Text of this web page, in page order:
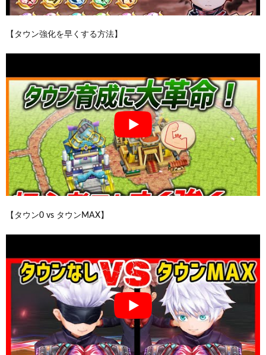
【タウン強化を早くする方法】
【タウン0 vs タウンMAX】